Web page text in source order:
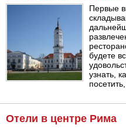
Первые
будете
узнать,
Отели в центре Рима